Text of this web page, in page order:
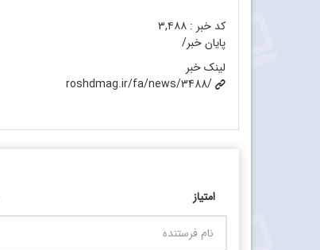
کد خبر : ۳,۴۸۸
پایان خبر/
لینک خبر
roshdmag.ir/fa/news/3488/
امتیاز